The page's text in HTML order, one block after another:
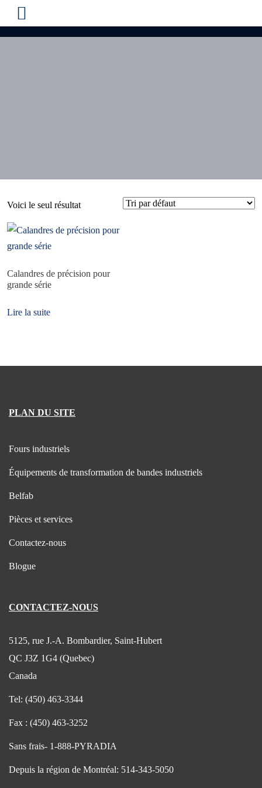
Voici le seul résultat
Calandres de précision pour
grande série
Lire la suite
PLAN DU SITE
Fours industriels
Équipements de transformation de bandes industriels
Belfab
Pièces et services
Contactez-nous
Blogue
CONTACTEZ-NOUS
5125, rue J.-A. Bombardier, Saint-Hubert
QC J3Z 1G4 (Quebec)
Canada
Tel: (450) 463-3344
Fax : (450) 463-3252
Sans frais- 1-888-PYRADIA
Depuis la région de Montréal: 514-343-5050